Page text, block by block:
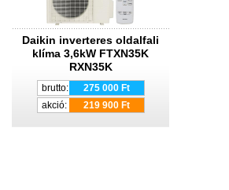
Daikin inverteres oldalfali
klíma 3,6kW FTXN35K
RXN35K
brutto:
275 000 Ft
akció:
219 900 Ft